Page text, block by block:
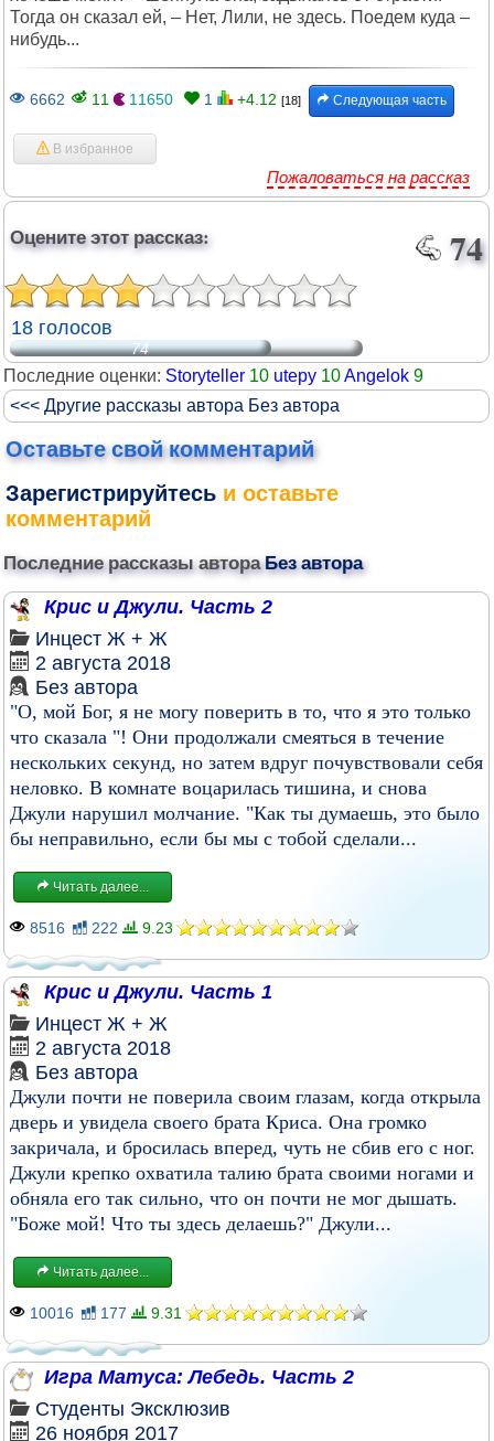
Тогда он сказал ей, – Нет, Лили, не здесь. Поедем куда –
нибудь...
6662 11 11650 1 +4.12 [18] Следующая часть
В избранное
Пожаловаться на рассказ
Оцените этот рассказ: 74
18 голосов
74
Последние оценки: Storyteller 10 utepy 10Angelok 9
<<< Другие рассказы автора Без автора
Оставьте свой комментарий
Зарегистрируйтесь и оставьте
комментарий
Последние рассказы автораБез автора
Крис и Джули. Часть 2
Инцест Ж + Ж
2 августа 2018
Без автора
"О, мой Бог, я не могу поверить в то, что я это только
что сказала "! Они продолжали смеяться в течение
нескольких секунд, но затем вдруг почувствовали себя
неловко. В комнате воцарилась тишина, и снова
Джули нарушил молчание. "Как ты думаешь, это было
бы неправильно, если бы мы с тобой сделали...
Читать далее...
8516 222 9.23
Крис и Джули. Часть 1
Инцест Ж + Ж
2 августа 2018
Без автора
Джули почти не поверила своим глазам, когда открыла
дверь и увидела своего брата Криса. Она громко
закричала, и бросилась вперед, чуть не сбив его с ног.
Джули крепко охватила талию брата своими ногами и
обняла его так сильно, что он почти не мог дышать.
"Боже мой! Что ты здесь делаешь?" Джули...
Читать далее...
10016 177 9.31
Игра Матуса: Лебедь. Часть 2
Студенты Эксклюзив
26 ноября 2017